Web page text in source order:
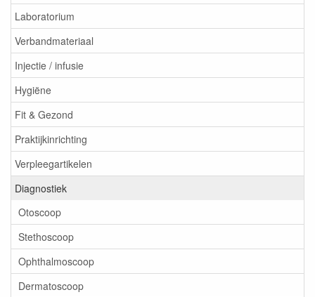
Laboratorium
Verbandmateriaal
Injectie / infusie
Hygiëne
Fit & Gezond
Praktijkinrichting
Verpleegartikelen
Diagnostiek
Otoscoop
Stethoscoop
Ophthalmoscoop
Dermatoscoop